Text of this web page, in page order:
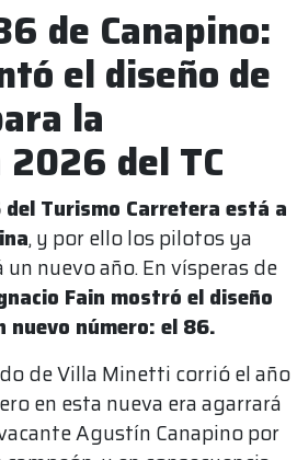
de Canapino:
el diseño de
la
del TC
Turismo Carretera está a
, y por ello los pilotos ya
nuevo año. En vísperas de
Fain mostró el diseño
nuevo número: el 86.
de Villa Minetti corrió el año
en esta nueva era agarrará
Agustín Canapino por